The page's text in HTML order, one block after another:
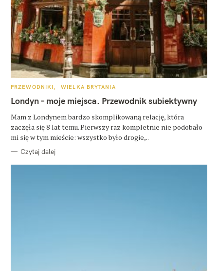
K
T
E
O
R
I
PRZEWODNIKI WIELKA BRYTANIA
Londyn – moje miejsca. Przewodnik subiektywny
Mam z Londynem bardzo skomplikowaną relację, która
zaczęła się 8 lat temu. Pierwszy raz kompletnie nie podobało
mi się w tym mieście: wszystko było drogie,..
Czytaj dalej